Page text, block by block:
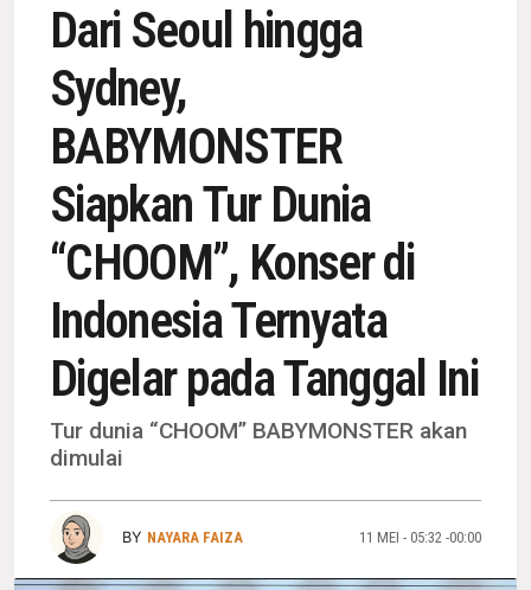
Dari Seoul hingga
Sydney,
BABYMONSTER
Siapkan Tur Dunia
“CHOOM”, Konser di
Indonesia Ternyata
Digelar pada Tanggal Ini
Tur dunia “CHOOM” BABYMONSTER akan
dimulai
BY NAYARA FAIZA 11 MEI - 05:32 -00:00